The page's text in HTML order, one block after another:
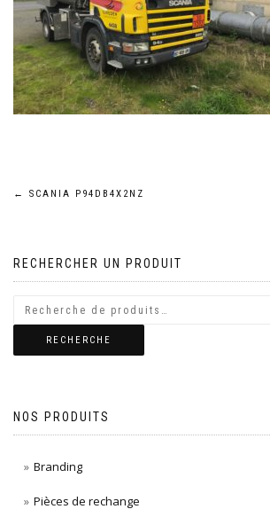
Navigation
l’article
← SCANIA P94DB4X2NZ
RECHERCHER UN PRODUIT
RECHERCHE
NOS PRODUITS
Branding
Pièces de rechange